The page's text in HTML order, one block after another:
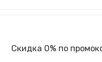
Скидка 0% по